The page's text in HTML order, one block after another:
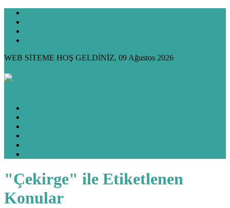
WEB SİTEME HOŞ GELDİNİZ, 09 Ağustos 2026
"Çekirge" ile Etiketlenen
Konular